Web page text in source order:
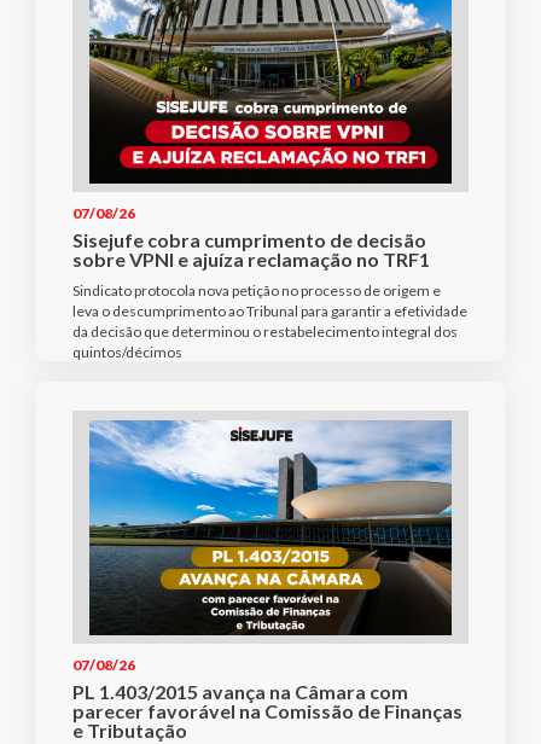
07/08/26
Sisejufe cobra cumprimento de decisão
sobre VPNI e ajuíza reclamação no TRF1
Sindicato protocola nova petição no processo de origem e
leva o descumprimento ao Tribunal para garantir a efetividade
da decisão que determinou o restabelecimento integral dos
quintos/décimos
07/08/26
PL 1.403/2015 avança na Câmara com
parecer favorável na Comissão de Finanças
e Tributação